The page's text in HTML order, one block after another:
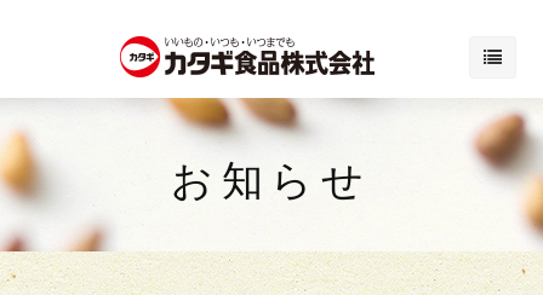
お知らせ